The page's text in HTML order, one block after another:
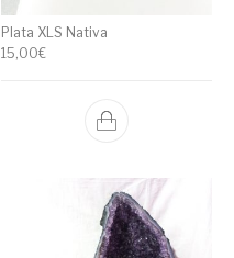
Plata XLS Nativa
15,00€